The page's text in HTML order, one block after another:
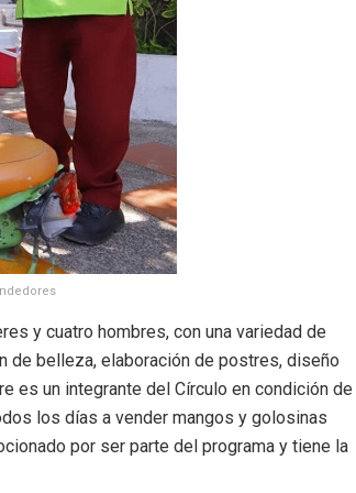
y cuatro hombres, con una variedad de
de belleza, elaboración de postres, diseño
es un integrante del Círculo en condición de
los días a vender mangos y golosinas
por ser parte del programa y tiene la